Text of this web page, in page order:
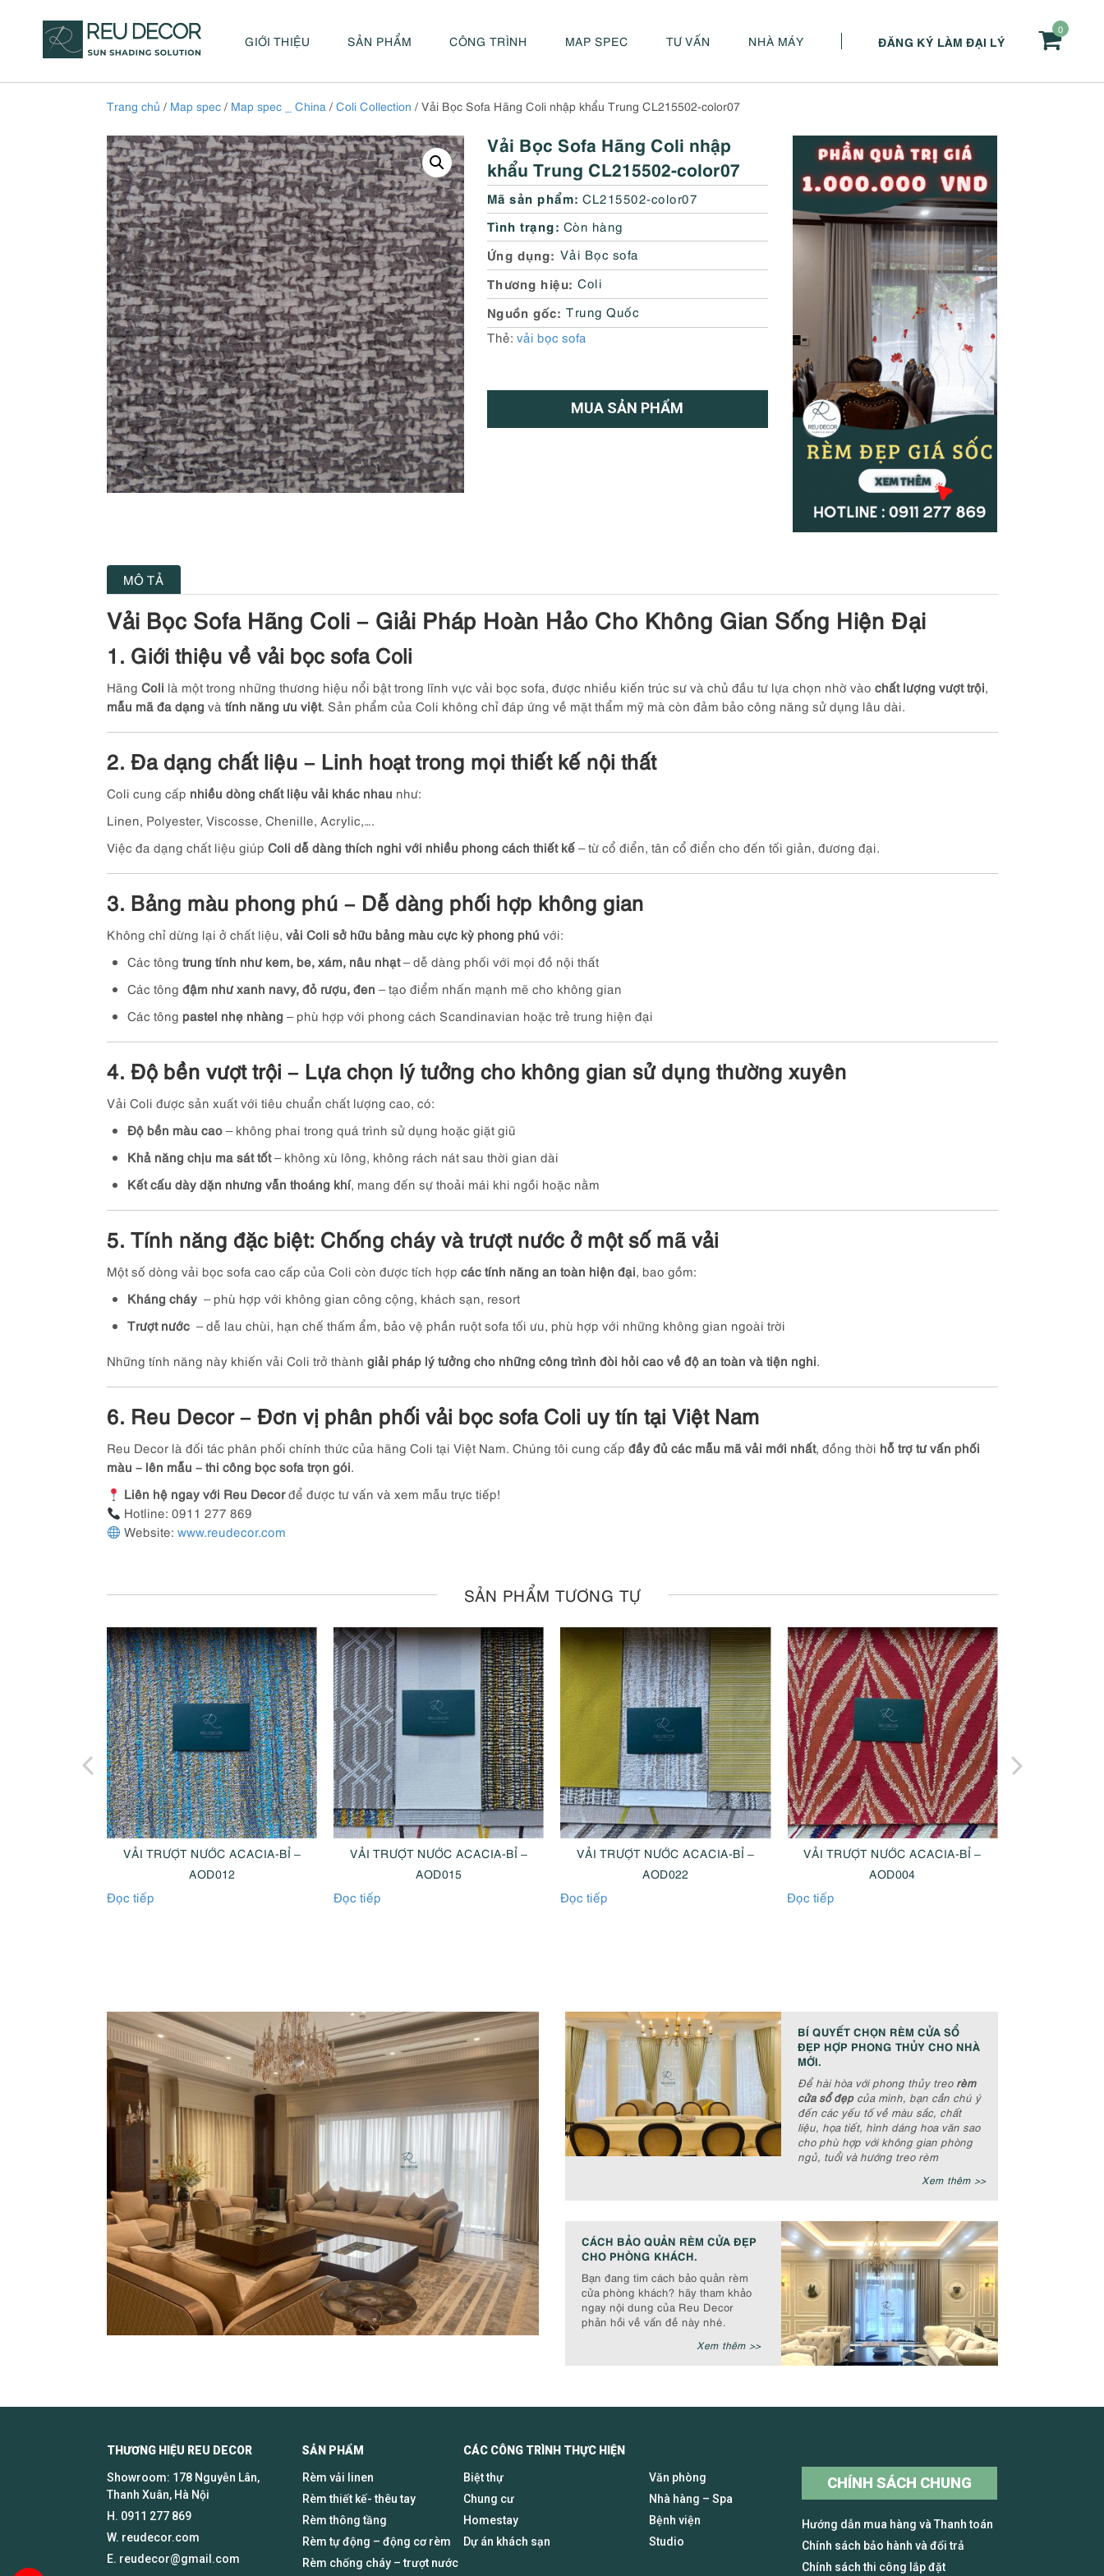
0
ĐĂNG KÝ LÀM ĐẠI LÝ
GIỚI THIỆU SẢN PHẨM CÔNG TRÌNH MAP SPEC TƯ VẤN NHÀ MÁY
Trang chủ / Map spec/ Map spec _ China / Coli Collection / Vải Bọc Sofa Hãng Coli nhập khẩu Trung CL215502-color07
Vải Bọc Sofa Hãng Coli nhập
khẩu Trung CL215502-color07
Mã sản phẩm: CL215502-color07
Tình trạng: Còn hàng
Ứng dụng Vải Bọc sofa
Thương hiệu Coli
Nguồn gốc
Trung Quốc
Thẻ: vải bọc sofa
MUA SẢN PHẨM
MÔ TẢ
Vải Bọc Sofa Hãng Coli – Giải Pháp Hoàn Hảo Cho Không Gian Sống Hiện Đại
1. Giới thiệu về vải bọc sofa Coli
Hãng Coli là một trong những thương hiệu nổi bật trong lĩnh vực vải bọc sofa, được nhiều kiến trúc sư và chủ đầu tư lựa chọn nhờ vào chất lượng vượt trội,
mẫu mã đa dạng và tính năng ưu việt. Sản phẩm của Coli không chỉ đáp ứng về mặt thẩm mỹ mà còn đảm bảo công năng sử dụng lâu dài.
2. Đa dạng chất liệu – Linh hoạt trong mọi thiết kế nội thất
Coli cung cấp nhiều dòng chất liệu vải khác nhau như:
Linen, Polyester, Viscosse, Chenille, Acrylic,….
Việc đa dạng chất liệu giúp Coli dễ dàng thích nghi với nhiều phong cách thiết kế– từ cổ điển, tân cổ điển cho đến tối giản, đương đại.
3. Bảng màu phong phú – Dễ dàng phối hợp không gian
Không chỉ dừng lại ở chất liệu, vải Coli sở hữu bảng màu cực kỳ phong phú với:
Các tông trung tính như kem, be, xám, nâu nhạt– dễ dàng phối với mọi đồ nội thất
Các tông đậm như xanh navy, đỏ rượu, đen – tạo điểm nhấn mạnh mẽ cho không gian
Các tông pastel nhẹ nhàng – phù hợp với phong cách Scandinavian hoặc trẻ trung hiện đại
4. Độ bền vượt trội – Lựa chọn lý tưởng cho không gian sử dụng thường xuyên
Vải Coli được sản xuất với tiêu chuẩn chất lượng cao, có:
Độ bền màu cao– không phai trong quá trình sử dụng hoặc giặt giũ
Khả năng chịu ma sát tốt– không xù lông, không rách nát sau thời gian dài
Kết cấu dày dặn nhưng vẫn thoáng khí, mang đến sự thoải mái khi ngồi hoặc nằm
5. Tính năng đặc biệt: Chống cháy và trượt nước ở một số mã vải
Một số dòng vải bọc sofa cao cấp của Coli còn được tích hợp các tính năng an toàn hiện đại, bao gồm:
Kháng cháy – phù hợp với không gian công cộng, khách sạn, resort
Trượt nước – dễ lau chùi, hạn chế thấm ẩm, bảo vệ phần ruột sofa tối ưu, phù hợp với những không gian ngoài trời
Những tính năng này khiến vải Coli trở thành giải pháp lý tưởng cho những công trình đòi hỏi cao về độ an toàn và tiện nghi.
6. Reu Decor – Đơn vị phân phối vải bọc sofa Coli uy tín tại Việt Nam
Reu Decor là đối tác phân phối chính thức của hãng Coli tại Việt Nam. Chúng tôi cung cấp đầy đủ các mẫu mã vải mới nhất, đồng thời hỗ trợ tư vấn phối
màu – lên mẫu – thi công bọc sofa trọn gói.
Liên hệ ngay với Reu Decorđể được tư vấn và xem mẫu trực tiếp!
Hotline: 0911 277 869
Website: www.reudecor.com
SẢN PHẨM TƯƠNG TỰ
VẢI TRƯỢT NƯỚC ACACIA-BỈ –
AOD012
Đọc tiếp
VẢI TRƯỢT NƯỚC ACACIA-BỈ –
AOD015
Đọc tiếp
VẢI TRƯỢT NƯỚC ACACIA-BỈ –
AOD022
Đọc tiếp
VẢI TRƯỢT NƯỚC ACACIA-BỈ –
AOD004
Đọc tiếp
BÍ QUYẾT CHỌN RÈM CỬA SỔ
ĐẸP HỢP PHONG THỦY CHO NHÀ
MỚI.
Để hài hòa với phong thủy treo rèm
cửa sổ đẹpcủa mình, bạn cần chú ý
đến các yếu tố về màu sắc, chất
liệu, họa tiết, hình dáng hoa văn sao
cho phù hợp với không gian phòng
ngủ, tuổi và hướng treo rèm
Xem thêm >>
CÁCH BẢO QUẢN RÈM CỬA ĐẸP
CHO PHÒNG KHÁCH.
Bạn đang tìm cách bảo quản rèm
cửa phòng khách? hãy tham khảo
ngay nội dung của Reu Decor
phản hồi về vấn đề này nhé.
Xem thêm >>
THƯƠNG HIỆU REU DECOR SẢN PHẨM
Showroom: 178 Nguyễn Lân,
Thanh Xuân, Hà Nội
H. 0911 277 869
W. reudecor.com
E. reudecor@gmail.com
Rèm vải linen
Rèm thiết kế- thêu tay
Rèm thông tầng
Rèm tự động – động cơ rèm
Rèm chống cháy – trượt nước
CÁC CÔNG TRÌNH THỰC HIỆN
Biệt thự
Chung cư
Homestay
Dự án khách sạn
Văn phòng
Nhà hàng – Spa
Bệnh viện
Studio
CHÍNH SÁCH CHUNG
Hướng dẫn mua hàng và Thanh toán
Chính sách bảo hành và đổi trả
Chính sách thi công lắp đặt